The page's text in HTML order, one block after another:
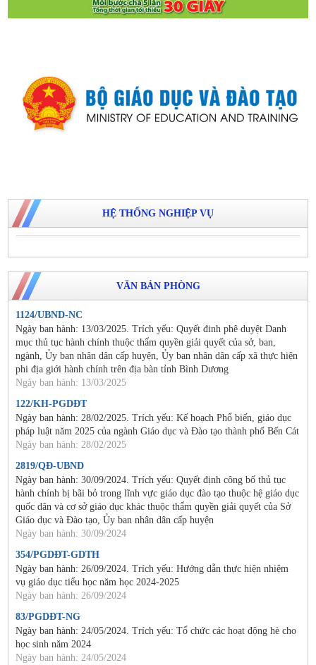
HỆ THỐNG NGHIỆP VỤ
VĂN BẢN PHÒNG
1124/UBND-NC
Ngày ban hành: 13/03/2025. Trích yếu: Quyết đinh phê duyệt Danh
mục thủ tục hành chính thuộc thẩm quyền giải quyết của sở, ban,
ngành, Ủy ban nhân dân cấp huyện, Ủy ban nhân dân cấp xã thực hiện
phi địa giới hành chính trên địa bàn tỉnh Bình Dương
Ngày ban hành: 13/03/2025
122/KH-PGDĐT
Ngày ban hành: 28/02/2025. Trích yếu: Kế hoạch Phổ biến, giáo dục
pháp luật năm 2025 của ngành Giáo dục và Đào tạo thành phố Bến Cát
Ngày ban hành: 28/02/2025
2819/QĐ-UBND
Ngày ban hành: 30/09/2024. Trích yếu: Quyết định công bố thủ tục
hành chính bị bãi bỏ trong lĩnh vực giáo dục đào tạo thuộc hệ giáo dục
quốc dân và cơ sở giáo dục khác thuộc thẩm quyền giải quyết của Sở
Giáo dục và Đào tạo, Ủy ban nhân dân cấp huyện
Ngày ban hành: 30/09/2024
354/PGDĐT-GDTH
Ngày ban hành: 26/09/2024. Trích yếu: Hướng dẫn thực hiện nhiệm
vụ giáo dục tiểu học năm học 2024-2025
Ngày ban hành: 26/09/2024
83/PGDĐT-NG
Ngày ban hành: 24/05/2024. Trích yếu: Tổ chức các hoạt động hè cho
học sinh năm 2024
Ngày ban hành: 24/05/2024